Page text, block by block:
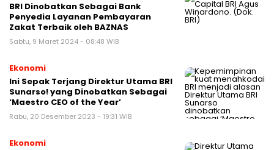
BRI Dinobatkan Sebagai Bank
Penyedia Layanan Pembayaran
Zakat Terbaik oleh BAZNAS
Sabtu, 9 Maret 2024 - 08:48 WIB
Ekonomi
Ini Sepak Terjang Direktur Utama BRI
Sunarso! yang Dinobatkan Sebagai
‘Maestro CEO of the Year’
Rabu, 20 Desember 2023 - 19:31 WIB
Ekonomi